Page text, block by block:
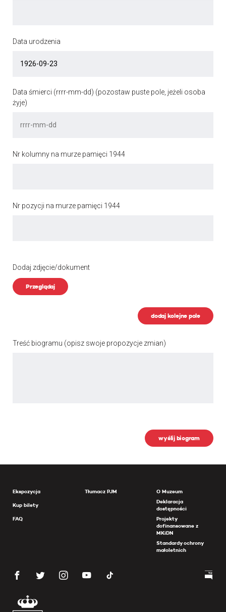
Data urodzenia
Data śmierci (rrrr-mm-dd) (pozostaw puste pole, jeżeli osoba
żyje)
Nr kolumny na murze pamięci 1944
Nr pozycji na murze pamięci 1944
Dodaj zdjęcie/dokument
Przeglądaj
dodaj kolejne pole
Treść biogramu (opisz swoje propozycje zmian)
wyślij biogram
Ekspozycja
Kup bilety
FAQ
Tłumacz PJM
O Muzeum
Deklaracja
dostępności
Projekty
dofinansowane z
MKiDN
Standardy ochrony
małoletnich